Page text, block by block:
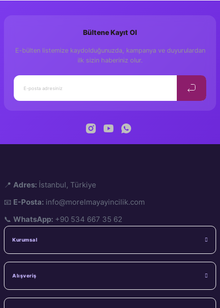
Bültene Kayıt Ol
E-bülten listemize kaydolduğunuzda, kampanya ve duyurulardan
ilk sizin haberiniz olur.
📍 Adres: İstanbul, Türkiye
📧 E-Posta: info@morelmayayincilik.com
📞 WhatsApp: +90 534 667 35 62
Kurumsal
Alışveriş